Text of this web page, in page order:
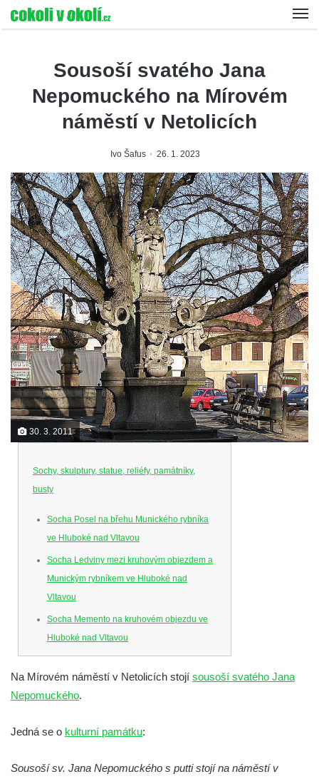
Sousoší svatého Jana
Nepomuckého na Mírovém
náměstí v Netolicích
Ivo Šafus 26. 1. 2023
30. 3. 2011
Sochy, skulptury, statue, reliéfy, památníky,
busty
Socha Posel na břehu Munického rybníka
ve Hluboké nad Vltavou
Socha Ledviny mezi kruhovým objezdem a
Munickým rybníkem ve Hluboké nad
Vltavou
Socha Memento na kruhovém objezdu ve
Hluboké nad Vltavou
Socha Chalikotérium v ZOO Hluboká
Socha Smilodon v ZOO Hluboká
Socha Veledaněk v ZOO Hluboká
Socha Koroun bezzubý v ZOO Hluboká
Socha Medvěd jeskynní v ZOO Hluboká
Na Mírovém náměstí v Netolicích stojí sousoší svatého Jana
Nepomuckého.
Jedná se o kulturní památku:
Sousoší sv. Jana Nepomuckého s putti stojí na náměstí v